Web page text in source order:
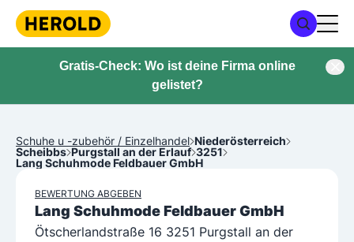
Gratis-Check: Wo ist deine Firma online
gelistet?
Schuhe u -zubehör / Einzelhandel Niederösterreich
Scheibbs Purgstall an der Erlauf 3251
Lang Schuhmode Feldbauer GmbH
BEWERTUNG ABGEBEN
Lang Schuhmode Feldbauer GmbH
Ötscherlandstraße 16 3251 Purgstall an der